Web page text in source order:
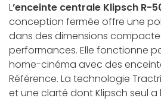
L’enceinte centrale Klipsch R-
conception fermée offre une
dans des dimensions
performances. Elle fonctionne
home-cinéma avec des
Référence. La technologie
et une clarté dont Klipsch seul a